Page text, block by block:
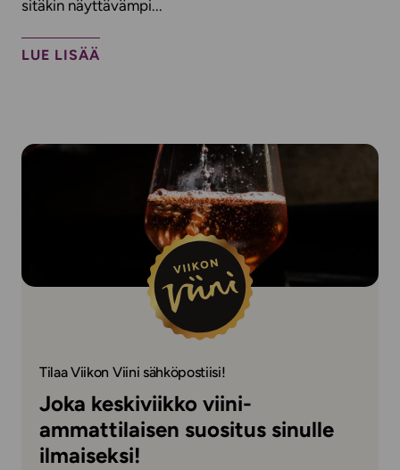
sitäkin näyttävämpi...
LUE LISÄÄ
Tilaa Viikon Viini sähköpostiisi!
Joka keskiviikko viini-
ammattilaisen suositus sinulle
ilmaiseksi!